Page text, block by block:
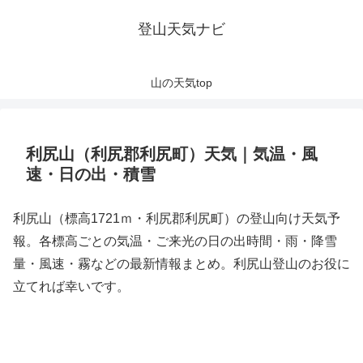
登山天気ナビ
山の天気top
利尻山（利尻郡利尻町）天気｜気温・風
速・日の出・積雪
利尻山（標高1721ｍ・利尻郡利尻町）の登山向け天気予
報。各標高ごとの気温・ご来光の日の出時間・雨・降雪
量・風速・霧などの最新情報まとめ。利尻山登山のお役に
立てれば幸いです。